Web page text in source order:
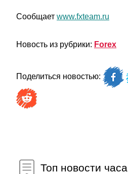
Сообщает www.fxteam.ru
Новость из рубрики: Forex
Поделиться новостью:
Топ новости часа